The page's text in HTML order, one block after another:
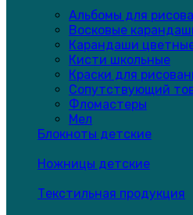
Альбомы для
Восковые
Карандаши
Кисти школьные
Краски для
Сопутствующий
Фломастеры
Мел
Блокноты детские
Ножницы детские
Текстильная продукция